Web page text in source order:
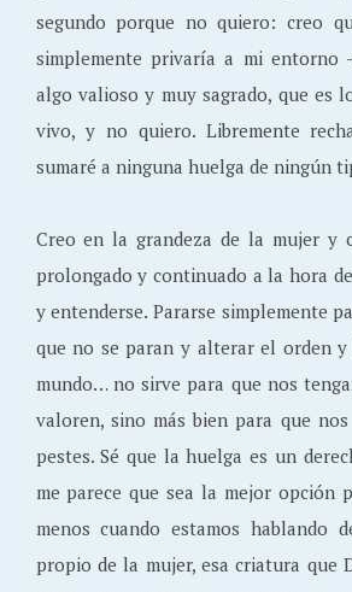
segundo porque no quiero: creo
simplemente privaría a mi entorno
algo valioso y muy sagrado, que es
vivo, y no quiero. Libremente
sumaré a ninguna huelga de ningún
Creo en la grandeza de la mujer y
prolongado y continuado a la hora
y entenderse. Pararse simplemente
que no se paran y alterar el orden
mundo… no sirve para que nos
valoren, sino más bien para que
pestes. Sé que la huelga es un
me parece que sea la mejor opción
menos cuando estamos hablando
propio de la mujer, esa criatura que